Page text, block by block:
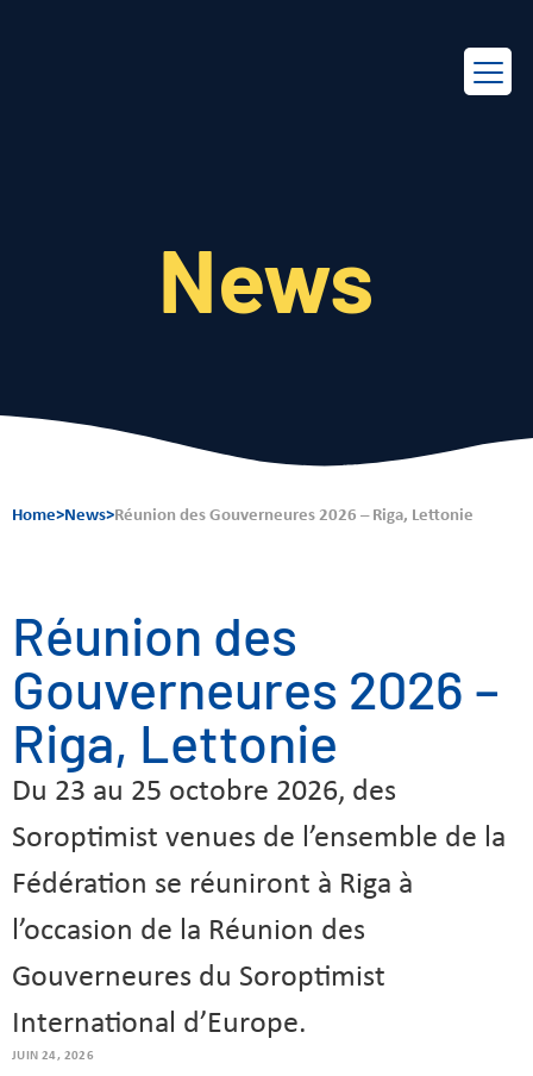
News
Home>News>Réunion des Gouverneures 2026 – Riga, Lettonie
Réunion des
Gouverneures 2026 –
Riga, Lettonie
Du 23 au 25 octobre 2026, des
Soroptimist venues de l’ensemble de la
Fédération se réuniront à Riga à
l’occasion de la Réunion des
Gouverneures du Soroptimist
International d’Europe.
JUIN 24, 2026